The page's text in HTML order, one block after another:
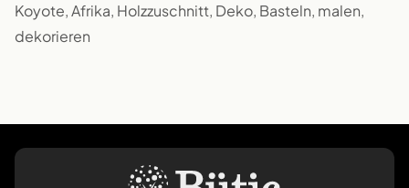
Koyote, Afrika, Holzzuschnitt, Deko, Basteln, malen,
dekorieren